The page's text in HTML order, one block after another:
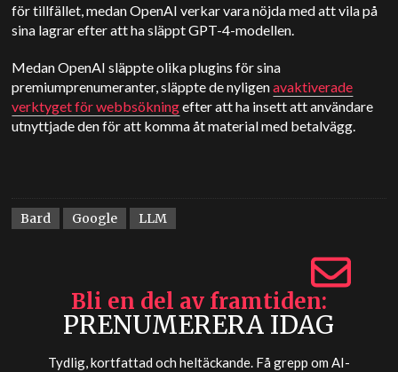
för tillfället, medan OpenAI verkar vara nöjda med att vila på
sina lagrar efter att ha släppt GPT-4-modellen.
Medan OpenAI släppte olika plugins för sina
premiumprenumeranter, släppte de nyligenavaktiverade
verktyget för webbsökningefter att ha insett att användare
utnyttjade den för att komma åt material med betalvägg.
Bard Google LLM
Bli en del av framtiden
PRENUMERERA IDAG
Tydlig, kortfattad och heltäckande. Få grepp om AI-